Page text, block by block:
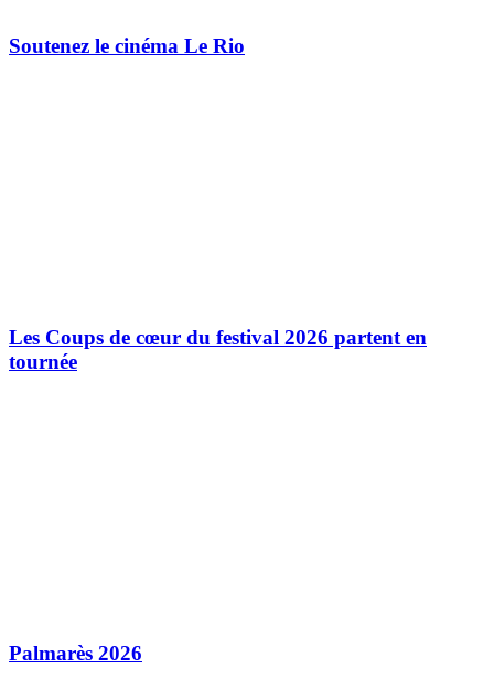
Soutenez le cinéma Le Rio
Les Coups de cœur du festival 2026 partent en
tournée
Palmarès 2026